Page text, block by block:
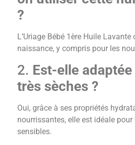
?
L’Uriage Bébé 1ère Huile
naissance, y compris pour les
2. Est-elle
très sèches ?
Oui, grâce à ses propriétés
nourrissantes, elle est idéale
sensibles.